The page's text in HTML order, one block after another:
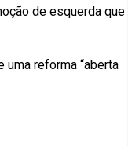
de esquerda que
uma reforma “aberta